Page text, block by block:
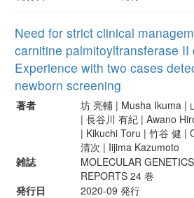
Need for strict clinical
carnitine palmitoyltransferase II
Experience with two cases
newborn screening
著者
坊 亮輔 | Musha Ikuma |
| 長谷川 有紀 | Awano
| Kikuchi Toru | 竹谷 健 |
清次 | Iijima Kazumoto
雑誌
MOLECULAR
REPORTS 24 巻
発行日
2020-09 発行